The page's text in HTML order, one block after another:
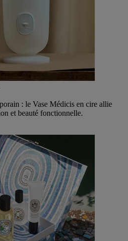
: le Vase Médicis en cire allie
et beauté fonctionnelle.